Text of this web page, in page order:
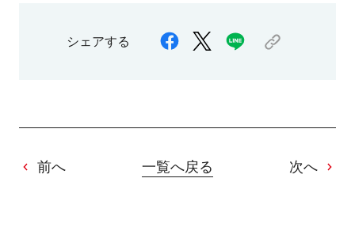
シェアする
前へ 一覧へ戻る 次へ